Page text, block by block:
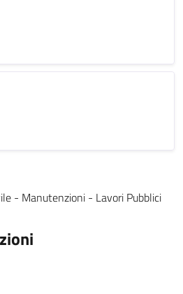
- Manutenzioni - Lavori Pubblici